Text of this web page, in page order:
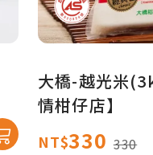
大橋-越光米
情柑仔店】
NT$330 330